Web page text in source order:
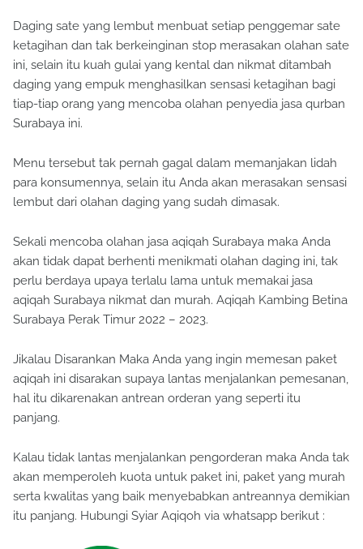
Daging sate yang lembut menbuat setiap penggemar sate
ketagihan dan tak berkeinginan stop merasakan olahan sate
ini, selain itu kuah gulai yang kental dan nikmat ditambah
daging yang empuk menghasilkan sensasi ketagihan bagi
tiap-tiap orang yang mencoba olahan penyedia jasa qurban
Surabaya ini.
Menu tersebut tak pernah gagal dalam memanjakan lidah
para konsumennya, selain itu Anda akan merasakan sensasi
lembut dari olahan daging yang sudah dimasak.
Sekali mencoba olahan jasa aqiqah Surabaya maka Anda
akan tidak dapat berhenti menikmati olahan daging ini, tak
perlu berdaya upaya terlalu lama untuk memakai jasa
aqiqah Surabaya nikmat dan murah. Aqiqah Kambing Betina
Surabaya Perak Timur 2022 – 2023.
Jikalau Disarankan Maka Anda yang ingin memesan paket
aqiqah ini disarakan supaya lantas menjalankan pemesanan,
hal itu dikarenakan antrean orderan yang seperti itu
panjang.
Kalau tidak lantas menjalankan pengorderan maka Anda tak
akan memperoleh kuota untuk paket ini, paket yang murah
serta kwalitas yang baik menyebabkan antreannya demikian
itu panjang. Hubungi Syiar Aqiqoh via whatsapp berikut :